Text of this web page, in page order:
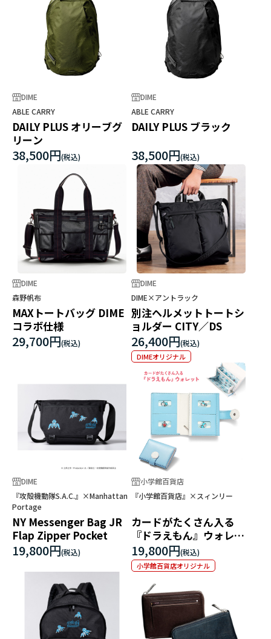
DIME
ABLE CARRY
DAILY PLUS オリーブグ
リーン
38,500円
DIME
ABLE CARRY
DAILY PLUS ブラック
38,500円
DIME
森野帆布
MAXトートバッグ DIME
コラボ仕様
29,700円
DIME
DIME×アントラック
別注ヘルメットトートシ
ョルダー CITY／DS
26,400円
DIMEオリジナル
DIME
『攻殻機動隊S.A.C.』×Manhattan
Portage
NY Messenger Bag JR
Flap Zipper Pocket
19,800円
小学館百貨店
『小学館百貨店』×スィンリー
カードがたくさん入る
『ドラえもん』ウォレッ
ト
19,800円
小学館百貨店オリジナル